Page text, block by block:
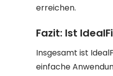
erreichen.
Fazit: Ist
Insgesamt ist
einfache